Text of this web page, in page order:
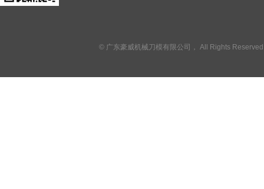
© 广东豪威机械刀模有限公司， All Rights